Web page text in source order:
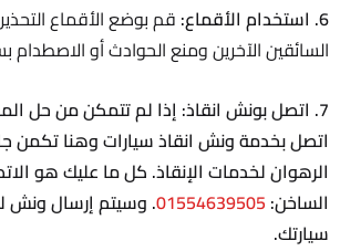
6. استخدام الأقماع:
قم بوضع الأقماع
السائقين الآخرين ومنع الحوادث أو الاصطدام
7. اتصل بونش انقاذ:
إذا لم تتمكن من حل
اتصل بخدمة ونش انقاذ سيارات وهنا تكمن
الرهوان لخدمات الإنقاذ. كل ما عليك هو
الساخن: 01554639505. وسيتم إرسال ونش
سيارتك.